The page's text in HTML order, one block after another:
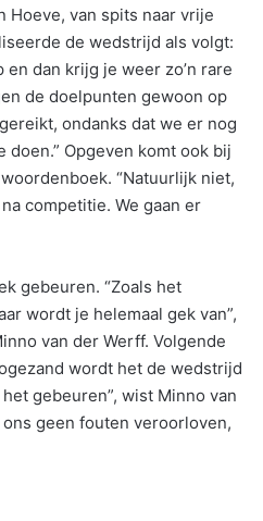
Hoeve, van spits naar vrije
de wedstrijd als volgt:
dan krijg je weer zo’n rare
de doelpunten gewoon op
ondanks dat we er nog
doen.” Opgeven komt ook bij
“Natuurlijk niet,
competitie. We gaan er
gebeuren. “Zoals het
wordt je helemaal gek van”,
van der Werff. Volgende
wordt het de wedstrijd
gebeuren”, wist Minno van
geen fouten veroorloven,